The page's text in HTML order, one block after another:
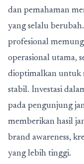
dan pemahaman
yang selalu
profesional
operasional utama,
dioptimalkan untuk
stabil. Investasi
pada pengunjung
memberikan hasil
brand awareness,
yang lebih tinggi.